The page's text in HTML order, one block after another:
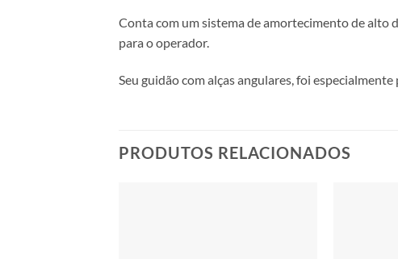
Conta com um sistema de amortecimento de alto
para o operador.
Seu guidão com alças angulares, foi
PRODUTOS RELACIONADOS